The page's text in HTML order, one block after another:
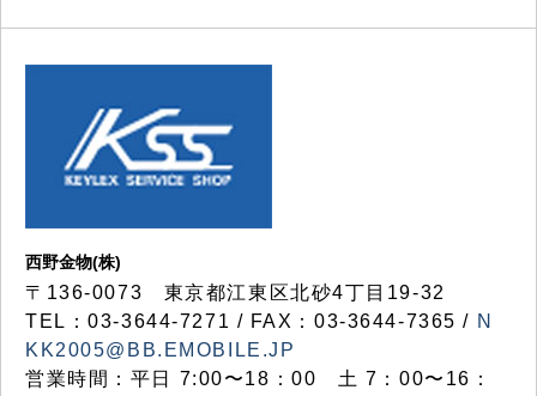
西野金物(株)
〒136-0073 東京都江東区北砂4丁目19-32
TEL：03‐3644‐7271 / FAX：03-3644-7365 / N
KK2005@BB.EMOBILE.JP
営業時間：平日 7:00〜18：00 土 7：00〜16：